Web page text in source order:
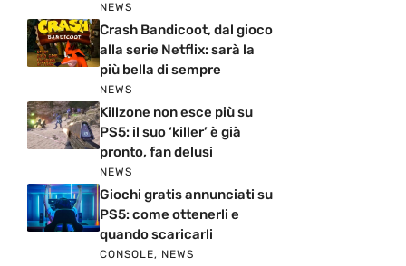
NEWS
Crash Bandicoot, dal gioco
alla serie Netflix: sarà la
più bella di sempre
NEWS
Killzone non esce più su
PS5: il suo ‘killer’ è già
pronto, fan delusi
NEWS
Giochi gratis annunciati su
PS5: come ottenerli e
quando scaricarli
CONSOLE, NEWS